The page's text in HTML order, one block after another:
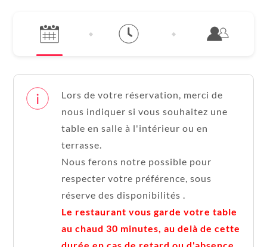
Lors de votre réservation, merci de
nous indiquer si vous souhaitez une
table en salle à l'intérieur ou en
terrasse.
Nous ferons notre possible pour
respecter votre préférence, sous
réserve des disponibilités .
Le restaurant vous garde votre table
au chaud 30 minutes, au delà de cette